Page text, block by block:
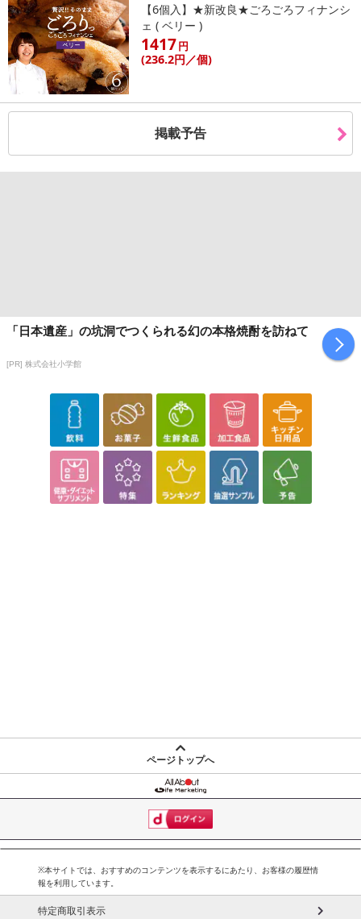
■その他共通および商品カテゴリー別注意事項（※必ずご確認くだ
さい）
こちらの情報は
【6個入】★新改良★ごろごろフィナンシ
ェ ( ベリー )
1417円
(236.2円 ／個)
掲載予告
「日本遺産」の坑洞でつくられる幻の本格焼酎を訪ねて
[PR] 株式会社小学館
ページトップへ
※本サイトでは、おすすめのコンテンツを表示するにあたり、お客様の履歴情
報を利用しています。
特定商取引表示